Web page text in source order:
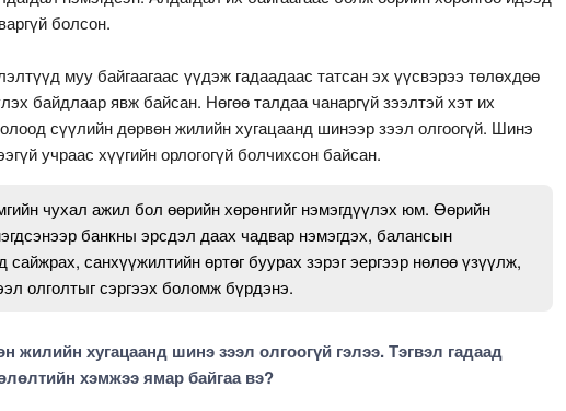
болсон.
муу байгаагаас үүдэж гадаадаас татсан эх үүсвэрээ төлөхдөө
байдлаар явж байсан. Нөгөө талдаа чанаргүй зээлтэй хэт их
сүүлийн дөрвөн жилийн хугацаанд шинээр зээл олгоогүй. Шинэ
учраас хүүгийн орлогогүй болчихсон байсан.
чухал ажил бол өөрийн хөрөнгийг нэмэгдүүлэх юм. Өөрийн
банкны эрсдэл даах чадвар нэмэгдэх, балансын
сайжрах, санхүүжилтийн өртөг буурах зэрэг эергээр нөлөө үзүүлж,
олголтыг сэргээх боломж бүрдэнэ.
жилийн хугацаанд шинэ зээл олгоогүй гэлээ. Тэгвэл гадаад
хэмжээ ямар байгаа вэ?